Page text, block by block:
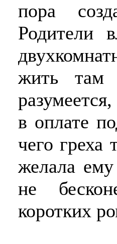
пора
Родители
жить
в оплате
чего греха
желала
не
коротких